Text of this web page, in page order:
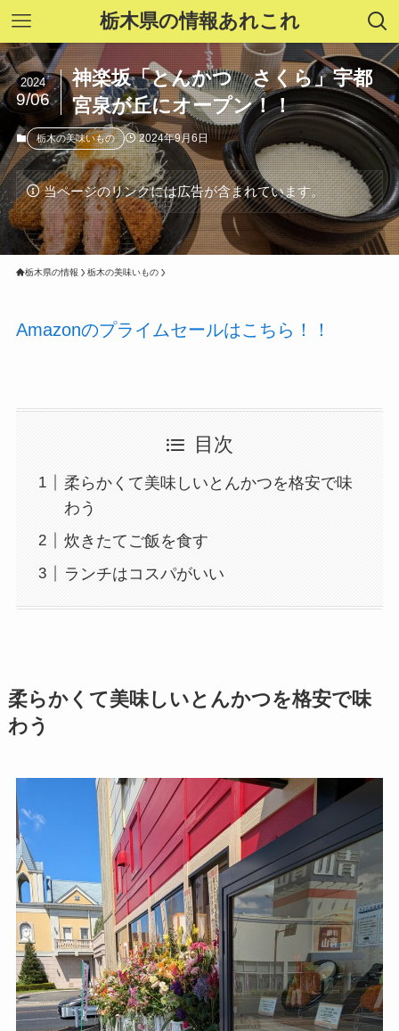
栃木県の情報あれこれ
神楽坂「とんかつ さくら」宇都
宮泉が丘にオープン！！
2024
9/06
栃木の美味いもの 2024年9月6日
当ページのリンクには広告が含まれています。
栃木県の情報 栃木の美味いもの
Amazonのプライムセールはこちら！！
目次
柔らかくて美味しいとんかつを格安で味
わう
炊きたてご飯を食す
ランチはコスパがいい
柔らかくて美味しいとんかつを格安で味
わう